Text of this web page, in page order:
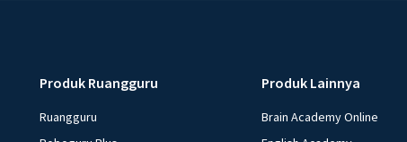
Produk Ruangguru
Ruangguru
Produk Lainnya
Brain Academy Online